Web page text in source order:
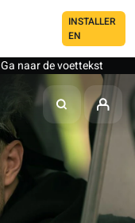
INSTALLER
EN
Ga naar de voettekst